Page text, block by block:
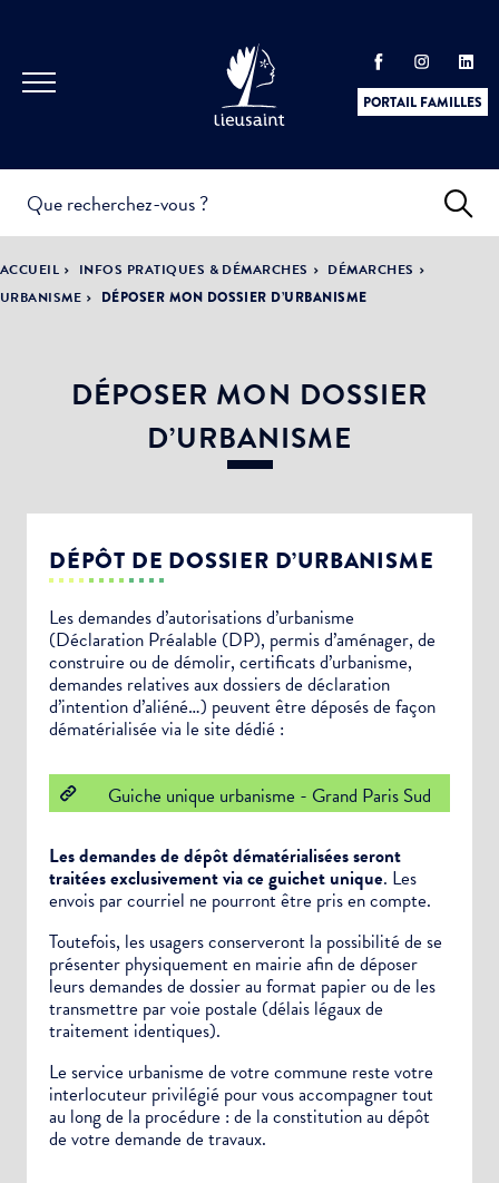
PORTAIL FAMILLES
PRATIQUES &
DÉMARCHES
ACTUALITÉS &
ÉVÈNEMENTS
LA VILLE
DÉMOCRATIE
PARTICIPATIVE
ACCUEIL INFOS PRATIQUES & DÉMARCHES
DÉMARCHES
URBANISME
DÉPOSER MON DOSSIER D’URBANISME
DÉPOSER MON DOSSIER
D’URBANISME
DÉPÔT DE DOSSIER D’URBANISME
Les demandes d’autorisations d’urbanisme
(Déclaration Préalable (DP), permis d’aménager, de
construire ou de démolir, certificats d’urbanisme,
demandes relatives aux dossiers de déclaration
d’intention d’aliéné…) peuvent être déposés de façon
dématérialisée via le site dédié :
Guiche unique urbanisme - Grand Paris Sud
Les demandes de dépôt dématérialisées seront
traitées exclusivement via ce guichet unique. Les
envois par courriel ne pourront être pris en compte.
Toutefois, les usagers conserveront la possibilité de se
présenter physiquement en mairie afin de déposer
leurs demandes de dossier au format papier ou de les
transmettre par voie postale (délais légaux de
traitement identiques).
Le service urbanisme de votre commune reste votre
interlocuteur privilégié pour vous accompagner tout
au long de la procédure : de la constitution au dépôt
de votre demande de travaux.